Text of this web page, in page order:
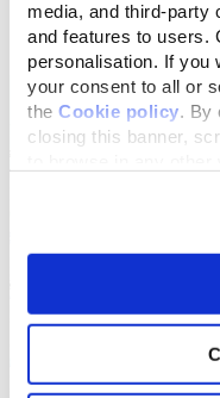
media, and third-party
and features to users.
personalisation. If you
your consent to all or
the Cookie policy .
closing this banner,
Liste